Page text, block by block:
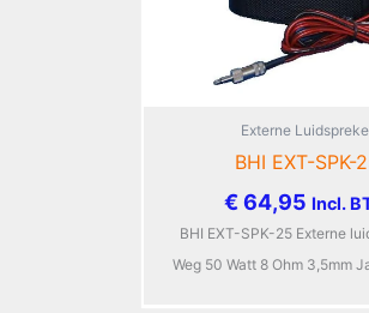
Externe
BHI EXT-SPK-
€64,95 Incl.
BHI EXT-SPK-25 Externe
Weg 50 Watt 8 Ohm 3,5mm